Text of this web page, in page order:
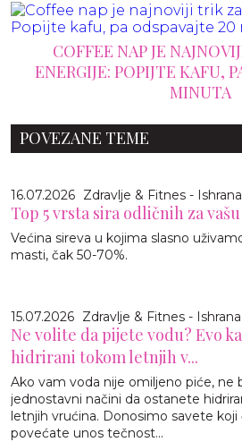
COFFEE NAP JE
ENERGIJE: POPIJTE KAFU,
MINUTA
POVEZANE TEME
16.07.2026 Zdravlje & Fitnes - Ishrana
Top 5 vrsta sira odličnih za
Većina sireva u kojima slasno
masti, čak 50-70%.
15.07.2026 Zdravlje & Fitnes - Ishrana
Ne volite da pijete vodu? Evo
hidrirani tokom letnjih v...
Ako vam voda nije omiljeno piće, ne
jednostavni načini da ostanete
letnjih vrućina. Donosimo savete
povećate unos tečnost...